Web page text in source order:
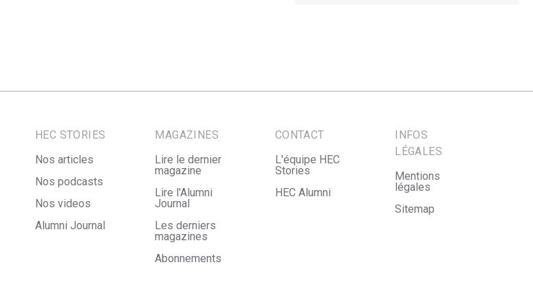
HEC STORIES
Nos articles
Nos podcasts
Nos videos
Alumni Journal
MAGAZINES
Lire le dernier
magazine
Lire l'Alumni
Journal
Les derniers
magazines
Abonnements
CONTACT
L'équipe HEC
Stories
HEC Alumni
INFOS
LÉGALES
Mentions
légales
Sitemap